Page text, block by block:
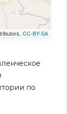
CC-BY-SA
по